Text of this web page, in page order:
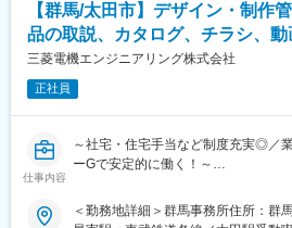
務推進
■組織構成：
グローバルな顧客対応で語学力・調
多様な関係者と連携し、柔軟な発想
【群馬/太田市】デザイン・制
品の取説、カタログ、チラシ、
三菱電機エンジニアリング株式会社
正社員
仕事内容
～社宅・住宅手当など制度充実◎／
ーGで安定的に働く！～
■業務概要
製品の取扱説明書、据付説明書、サ
＜勤務地詳細＞群馬事務所住所：群